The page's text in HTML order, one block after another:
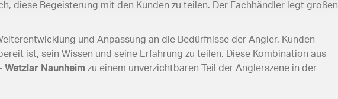
diese Begeisterung mit den Kunden zu teilen. Der Fachhändler legt großen
und Anpassung an die Bedürfnisse der Angler. Kunden
ist, sein Wissen und seine Erfahrung zu teilen. Diese Kombination aus
Naunheim zu einem unverzichtbaren Teil der Anglerszene in der